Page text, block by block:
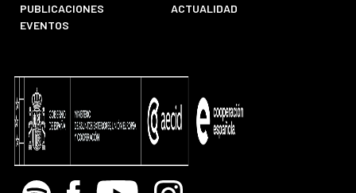
PUBLICACIONES
ACTUALIDAD
EVENTOS
Spotify Facebook
Youtube Instagram